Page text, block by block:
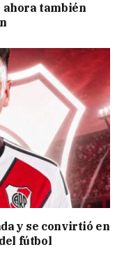
ahora también
y se convirtió en
fútbol